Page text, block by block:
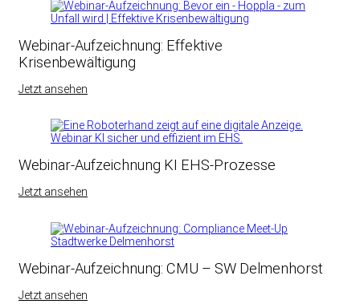
Webinar-Aufzeichnung: Effektive
Krisenbewältigung
Jetzt ansehen
Webinar-Aufzeichnung KI EHS-Prozesse
Jetzt ansehen
Webinar-Aufzeichnung: CMU – SW Delmenhorst
Jetzt ansehen